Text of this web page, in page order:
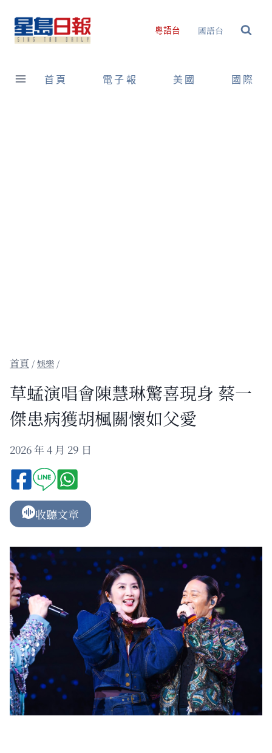
content
粵語台 國語台
首頁 電子報 美國 國際
/娛樂 /
草蜢演唱會陳慧琳驚喜現身 蔡一
傑患病獲胡楓關懷如父愛
2026 年 4 月 29 日
收聽文章